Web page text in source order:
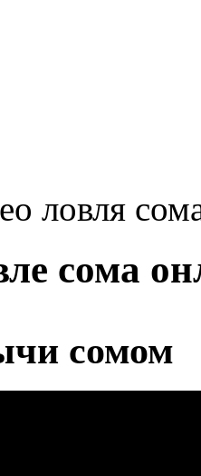
ловля
сома
сомом